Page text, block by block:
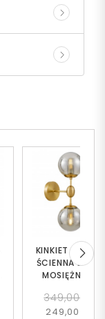
KINKIET LAMPA
ŚCIENNA LOFT
MOSIĘŻNO-
W2
349,00 zł
249,00 zł